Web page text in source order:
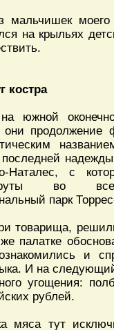
мальчишек моего
на крыльях
костра
южной
они продолжение
последней
Наталес, с
во
парк
товарища,
палатке
и
И на следующий
угощения:
рублей.
мяса тут